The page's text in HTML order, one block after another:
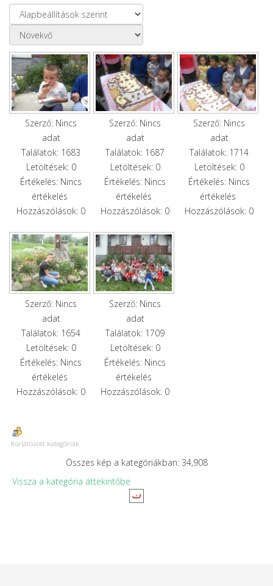
Szerző: Nincs
adat
Találatok: 1683
Letöltések: 0
Értékelés: Nincs
értékelés
Hozzászólások: 0
Szerző: Nincs
adat
Találatok: 1687
Letöltések: 0
Értékelés: Nincs
értékelés
Hozzászólások: 0
Szerző: Nincs
adat
Találatok: 1714
Letöltések: 0
Értékelés: Nincs
értékelés
Hozzászólások: 0
Szerző: Nincs
adat
Találatok: 1654
Letöltések: 0
Értékelés: Nincs
értékelés
Hozzászólások: 0
Szerző: Nincs
adat
Találatok: 1709
Letöltések: 0
Értékelés: Nincs
értékelés
Hozzászólások: 0
Korlátozott kategóriák
Összes kép a kategóriákban: 34,908
Vissza a kategória áttekintőbe